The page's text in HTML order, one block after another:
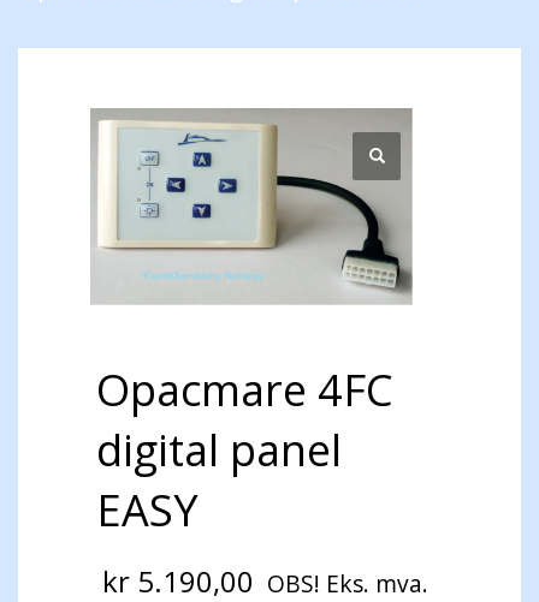
Opacmare 4FC
digital panel
EASY
kr 5.190,00 OBS! Eks. mva.